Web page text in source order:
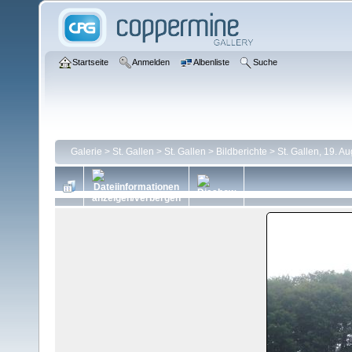
Startseite Anmelden Albenliste Suche
Galerie > St. Gallen > St. Gallen > Bildberichte > St. Gallen, 19.